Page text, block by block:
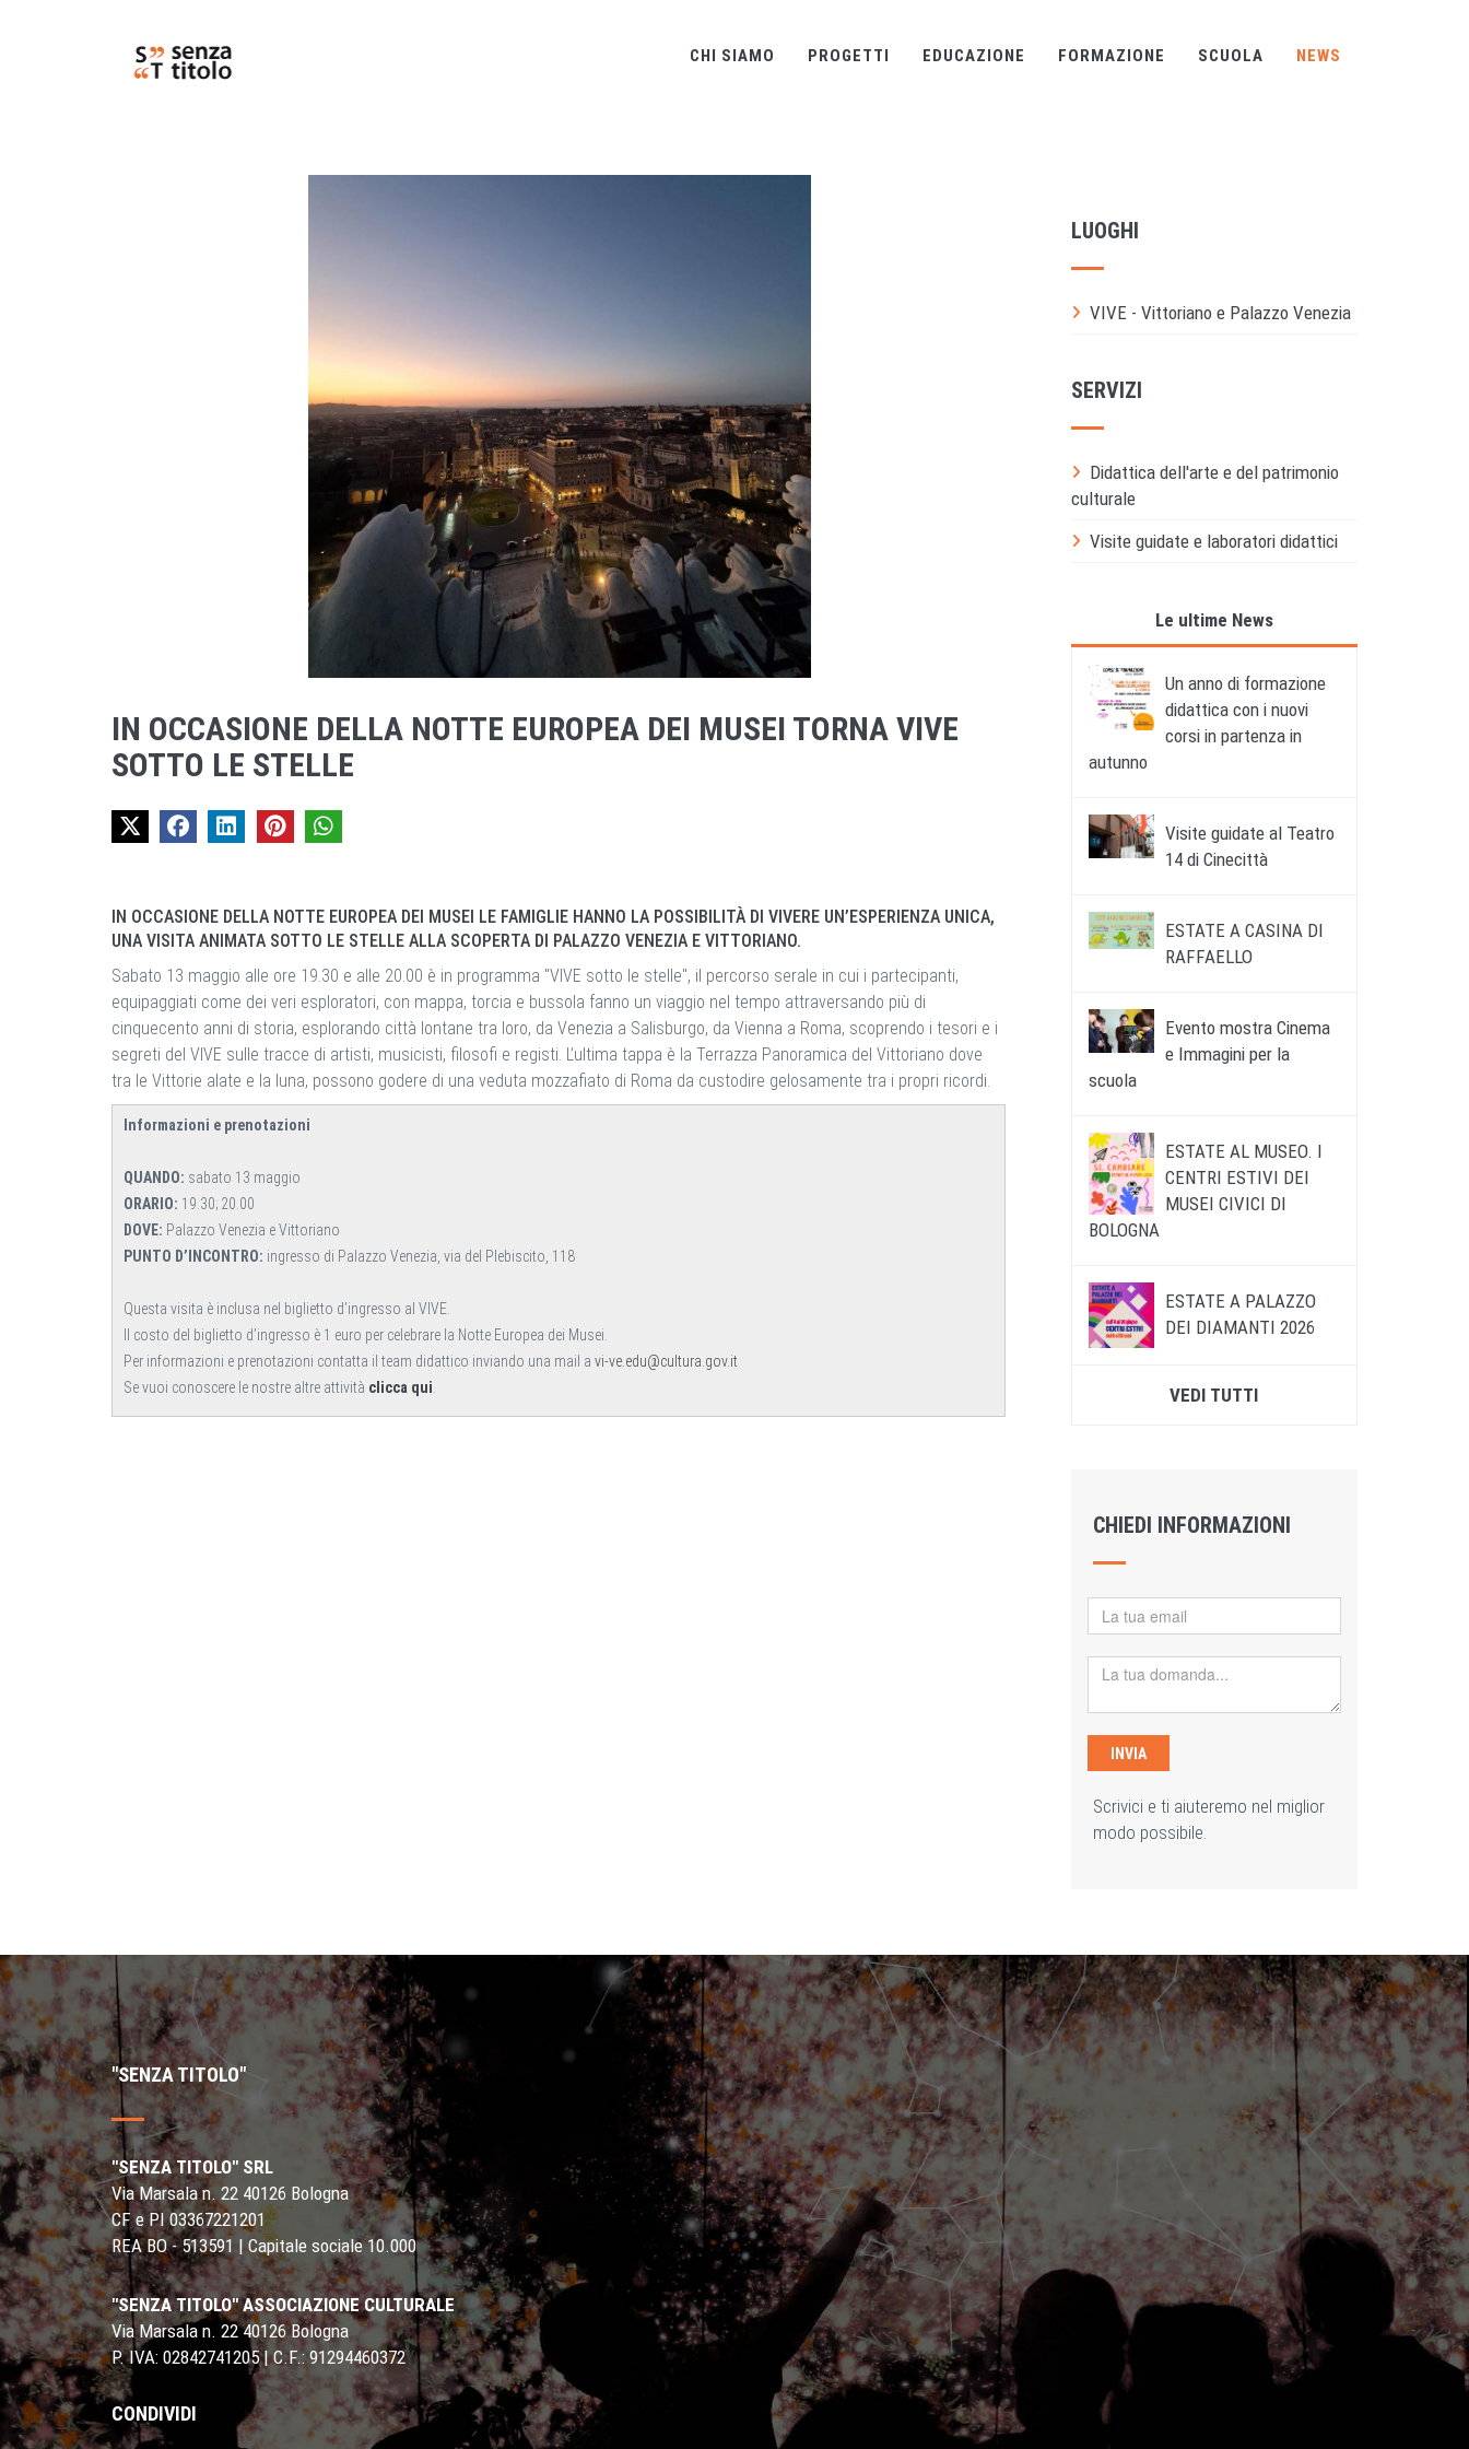
CHI SIAMO PROGETTI EDUCAZIONE FORMAZIONE SCUOLA NEWS
IN OCCASIONE DELLA NOTTE EUROPEA DEI MUSEI TORNA VIVE
SOTTO LE STELLE
IN OCCASIONE DELLA NOTTE EUROPEA DEI MUSEI LE FAMIGLIE HANNO LA POSSIBILITÀ DI VIVERE UN’ESPERIENZA UNICA,
UNA VISITA ANIMATA SOTTO LE STELLE ALLA SCOPERTA DI PALAZZO VENEZIA E VITTORIANO.
Sabato 13 maggio alle ore 19.30 e alle 20.00 è in programma "VIVE sotto le stelle", il percorso serale in cui i partecipanti,
equipaggiati come dei veri esploratori, con mappa, torcia e bussola fanno un viaggio nel tempo attraversando più di
cinquecento anni di storia, esplorando città lontane tra loro, da Venezia a Salisburgo, da Vienna a Roma, scoprendo i tesori e i
segreti del VIVE sulle tracce di artisti, musicisti, filosofi e registi. L’ultima tappa è la Terrazza Panoramica del Vittoriano dove
tra le Vittorie alate e la luna, possono godere di una veduta mozzafiato di Roma da custodire gelosamente tra i propri ricordi.
Informazioni e prenotazioni
QUANDO: sabato 13 maggio
ORARIO: 19.30; 20.00
DOVE: Palazzo Venezia e Vittoriano
PUNTO D’INCONTRO: ingresso di Palazzo Venezia, via del Plebiscito, 118
Questa visita è inclusa nel biglietto d’ingresso al VIVE.
Il costo del biglietto d’ingresso è 1 euro per celebrare la Notte Europea dei Musei.
Per informazioni e prenotazioni contatta il team didattico inviando una mail a vi-ve.edu@cultura.gov.it
Se vuoi conoscere le nostre altre attività clicca qui.
LUOGHI
VIVE - Vittoriano e Palazzo Venezia
SERVIZI
Didattica dell'arte e del patrimonio
culturale
Visite guidate e laboratori didattici
Le ultime News
Un anno di formazione
didattica con i nuovi
corsi in partenza in
autunno
Visite guidate al Teatro
14 di Cinecittà
ESTATE A CASINA DI
RAFFAELLO
Evento mostra Cinema
e Immagini per la
scuola
ESTATE AL MUSEO. I
CENTRI ESTIVI DEI
MUSEI CIVICI DI
BOLOGNA
ESTATE A PALAZZO
DEI DIAMANTI 2026
VEDI TUTTI
CHIEDI INFORMAZIONI
INVIA
Scrivici e ti aiuteremo nel miglior
modo possibile.
"SENZA TITOLO"
"SENZA TITOLO" SRL
Via Marsala n. 22 40126 Bologna
CF e PI 03367221201
REA BO - 513591 | Capitale sociale 10.000
"SENZA TITOLO" ASSOCIAZIONE CULTURALE
Via Marsala n. 22 40126 Bologna
P. IVA: 02842741205 | C.F.: 91294460372
CONDIVIDI